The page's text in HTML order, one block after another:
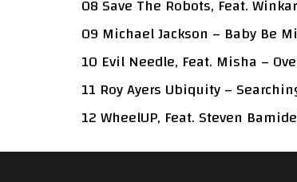
08 Save The Robots, Feat.
09 Michael Jackson – Baby Be
10 Evil Needle, Feat. Misha –
11 Roy Ayers Ubiquity –
12 WheelUP, Feat. Steven